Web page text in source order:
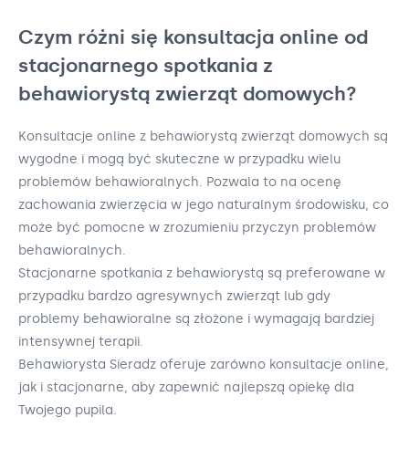
Czym różni się konsultacja online od
stacjonarnego spotkania z
behawiorystą zwierząt domowych?
Konsultacje online z behawiorystą zwierząt domowych są
wygodne i mogą być skuteczne w przypadku wielu
problemów behawioralnych. Pozwala to na ocenę
zachowania zwierzęcia w jego naturalnym środowisku, co
może być pomocne w zrozumieniu przyczyn problemów
behawioralnych.
Stacjonarne spotkania z behawiorystą są preferowane w
przypadku bardzo agresywnych zwierząt lub gdy
problemy behawioralne są złożone i wymagają bardziej
intensywnej terapii.
Behawiorysta Sieradz oferuje zarówno konsultacje online,
jak i stacjonarne, aby zapewnić najlepszą opiekę dla
Twojego pupila.